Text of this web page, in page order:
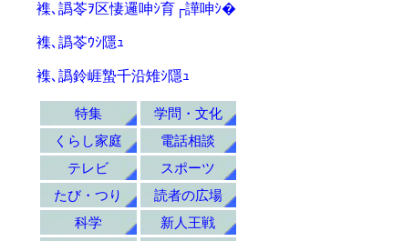
襍､譌苓ｦ区悽邏呻ｼ育┌譁呻ｼ�
襍､譌苓ｳｼ隱ｭ
襍､譌鈴崕蟄千沿雉ｼ隱ｭ
特集
学問・文化
くらし家庭
電話相談
テレビ
スポーツ
たび・つり
読者の広場
科学
新人王戦